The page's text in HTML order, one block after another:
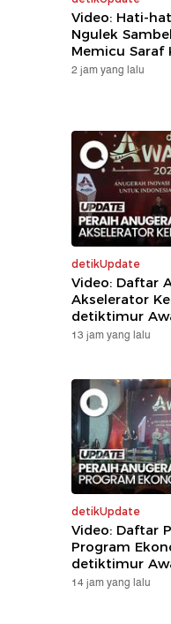
Video: Hati-
Ngulek
Memicu Saraf
2 jam yang lalu
detikUpdate
Video: Daftar
Akselerator
detiktimur
13 jam yang lalu
detikUpdate
Video: Daftar
Program
detiktimur
14 jam yang lalu